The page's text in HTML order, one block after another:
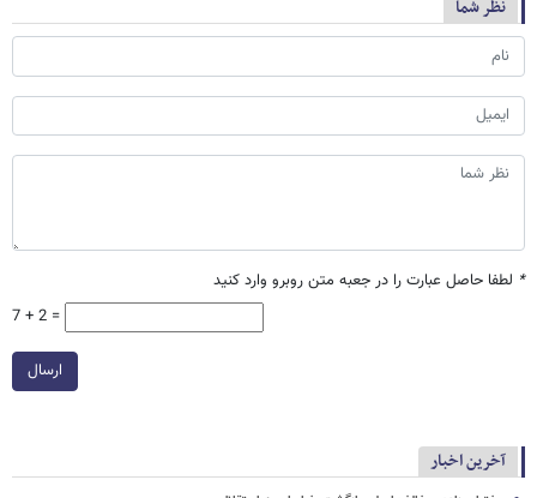
نظر شما
* لطفا حاصل عبارت را در جعبه متن روبرو وارد کنید
7 + 2 =
ارسال
آخرین اخبار